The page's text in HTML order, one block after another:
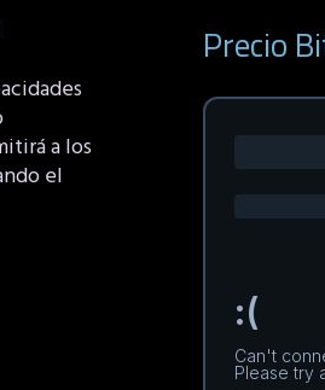
a los
el
Precio